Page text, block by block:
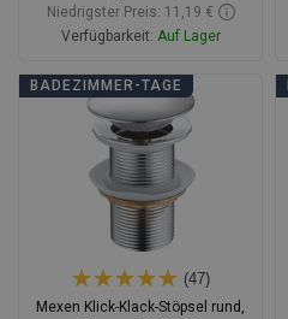
Niedrigster Preis: 11,19 €
Verfügbarkeit: Auf Lager
In den Warenkorb
favorite_border Favorit
Vergleichen
BADEZIMMER-TAGE
(47)
Mexen Klick-Klack-Stöpsel rund,